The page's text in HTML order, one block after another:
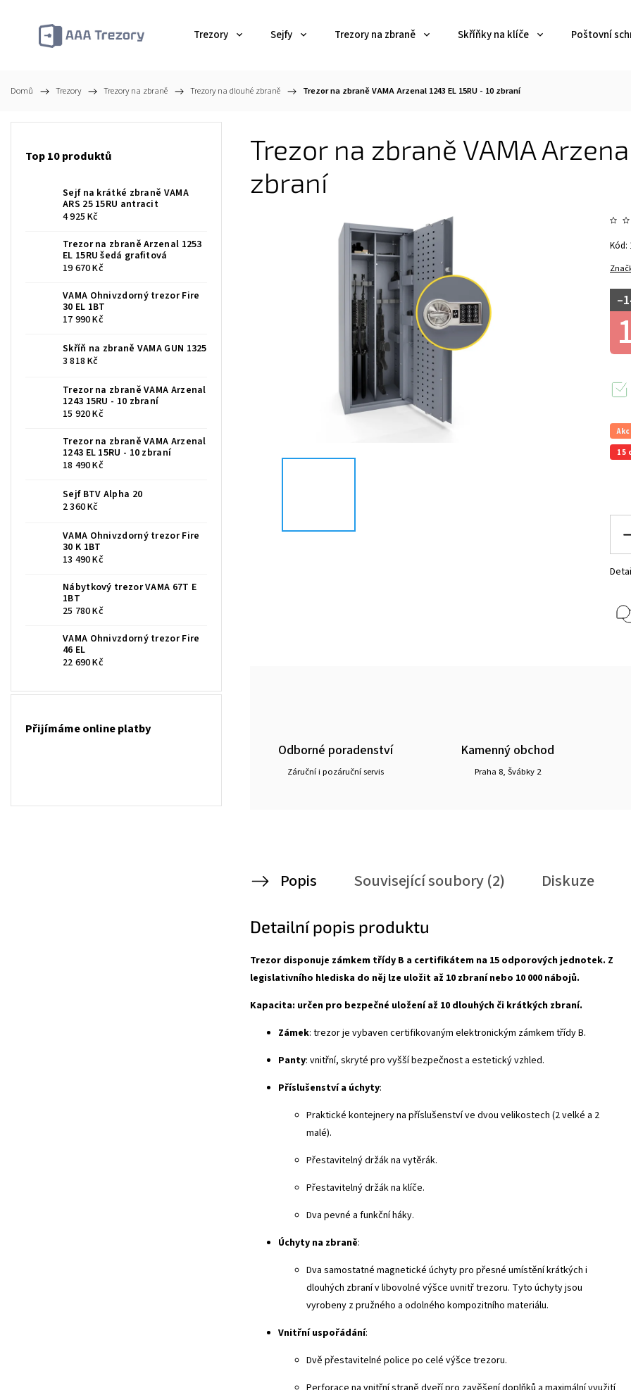
Trezory Sejfy Trezory na zbraně Skříňky na klíče Poštovní
Domů / Trezory / Trezory na zbraně / Trezory na dlouhé zbraně / Trezor na zbraně VAMA Arzenal 1243 EL 15RU - 10 zbraní
Top 10 produktů
Sejf na krátké zbraně VAMA
ARS 25 15RU antracit
4 925 Kč
Trezor na zbraně Arzenal 1253
EL 15RU šedá grafitová
19 670 Kč
VAMA Ohnivzdorný trezor Fire
30 EL 1BT
17 990 Kč
Skříň na zbraně VAMA GUN 1325
3 818 Kč
Trezor na zbraně VAMA Arzenal
1243 15RU - 10 zbraní
15 920 Kč
Trezor na zbraně VAMA Arzenal
1243 EL 15RU - 10 zbraní
18 490 Kč
Sejf BTV Alpha 20
2 360 Kč
VAMA Ohnivzdorný trezor Fire
30 K 1BT
13 490 Kč
Nábytkový trezor VAMA 67T E
1BT
25 780 Kč
VAMA Ohnivzdorný trezor Fire
46 EL
22 690 Kč
Přijímáme online platby
Trezor na zbraně VAMA
zbraní
Kód:
15
Odborné poradenství
Záruční i pozáruční servis
Kamenný obchod
Praha 8, Švábky 2
Popis Související soubory (2) Diskuze
Detailní popis produktu
Trezor disponuje zámkem třídy B a certifikátem na 15 odporových jednotek. Z
legislativního hlediska do něj lze uložit až 10 zbraní nebo 10 000 nábojů.
Kapacita: určen pro bezpečné uložení až 10 dlouhých či krátkých zbraní.
Zámek: trezor je vybaven certifikovaným elektronickým zámkem třídy B.
Panty: vnitřní, skryté pro vyšší bezpečnost a estetický vzhled.
Příslušenství a úchyty:
Praktické kontejnery na příslušenství ve dvou velikostech (2 velké a 2
malé).
Přestavitelný držák na vytěrák.
Přestavitelný držák na klíče.
Dva pevné a funkční háky.
Úchyty na zbraně:
Dva samostatné magnetické úchyty pro přesné umístění krátkých i
dlouhých zbraní v libovolné výšce uvnitř trezoru. Tyto úchyty jsou
vyrobeny z pružného a odolného kompozitního materiálu.
Vnitřní uspořádání:
Dvě přestavitelné police po celé výšce trezoru.